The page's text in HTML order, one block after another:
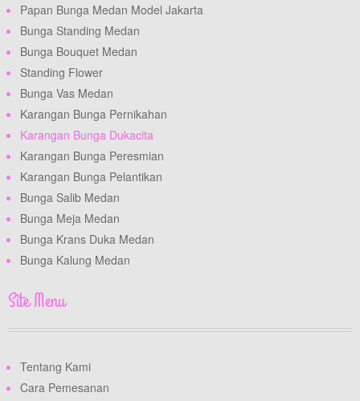
Papan Bunga Medan Model Jakarta
Bunga Standing Medan
Bunga Bouquet Medan
Standing Flower
Bunga Vas Medan
Karangan Bunga Pernikahan
Karangan Bunga Dukacita
Karangan Bunga Peresmian
Karangan Bunga Pelantikan
Bunga Salib Medan
Bunga Meja Medan
Bunga Krans Duka Medan
Bunga Kalung Medan
Site Menu
Tentang Kami
Cara Pemesanan